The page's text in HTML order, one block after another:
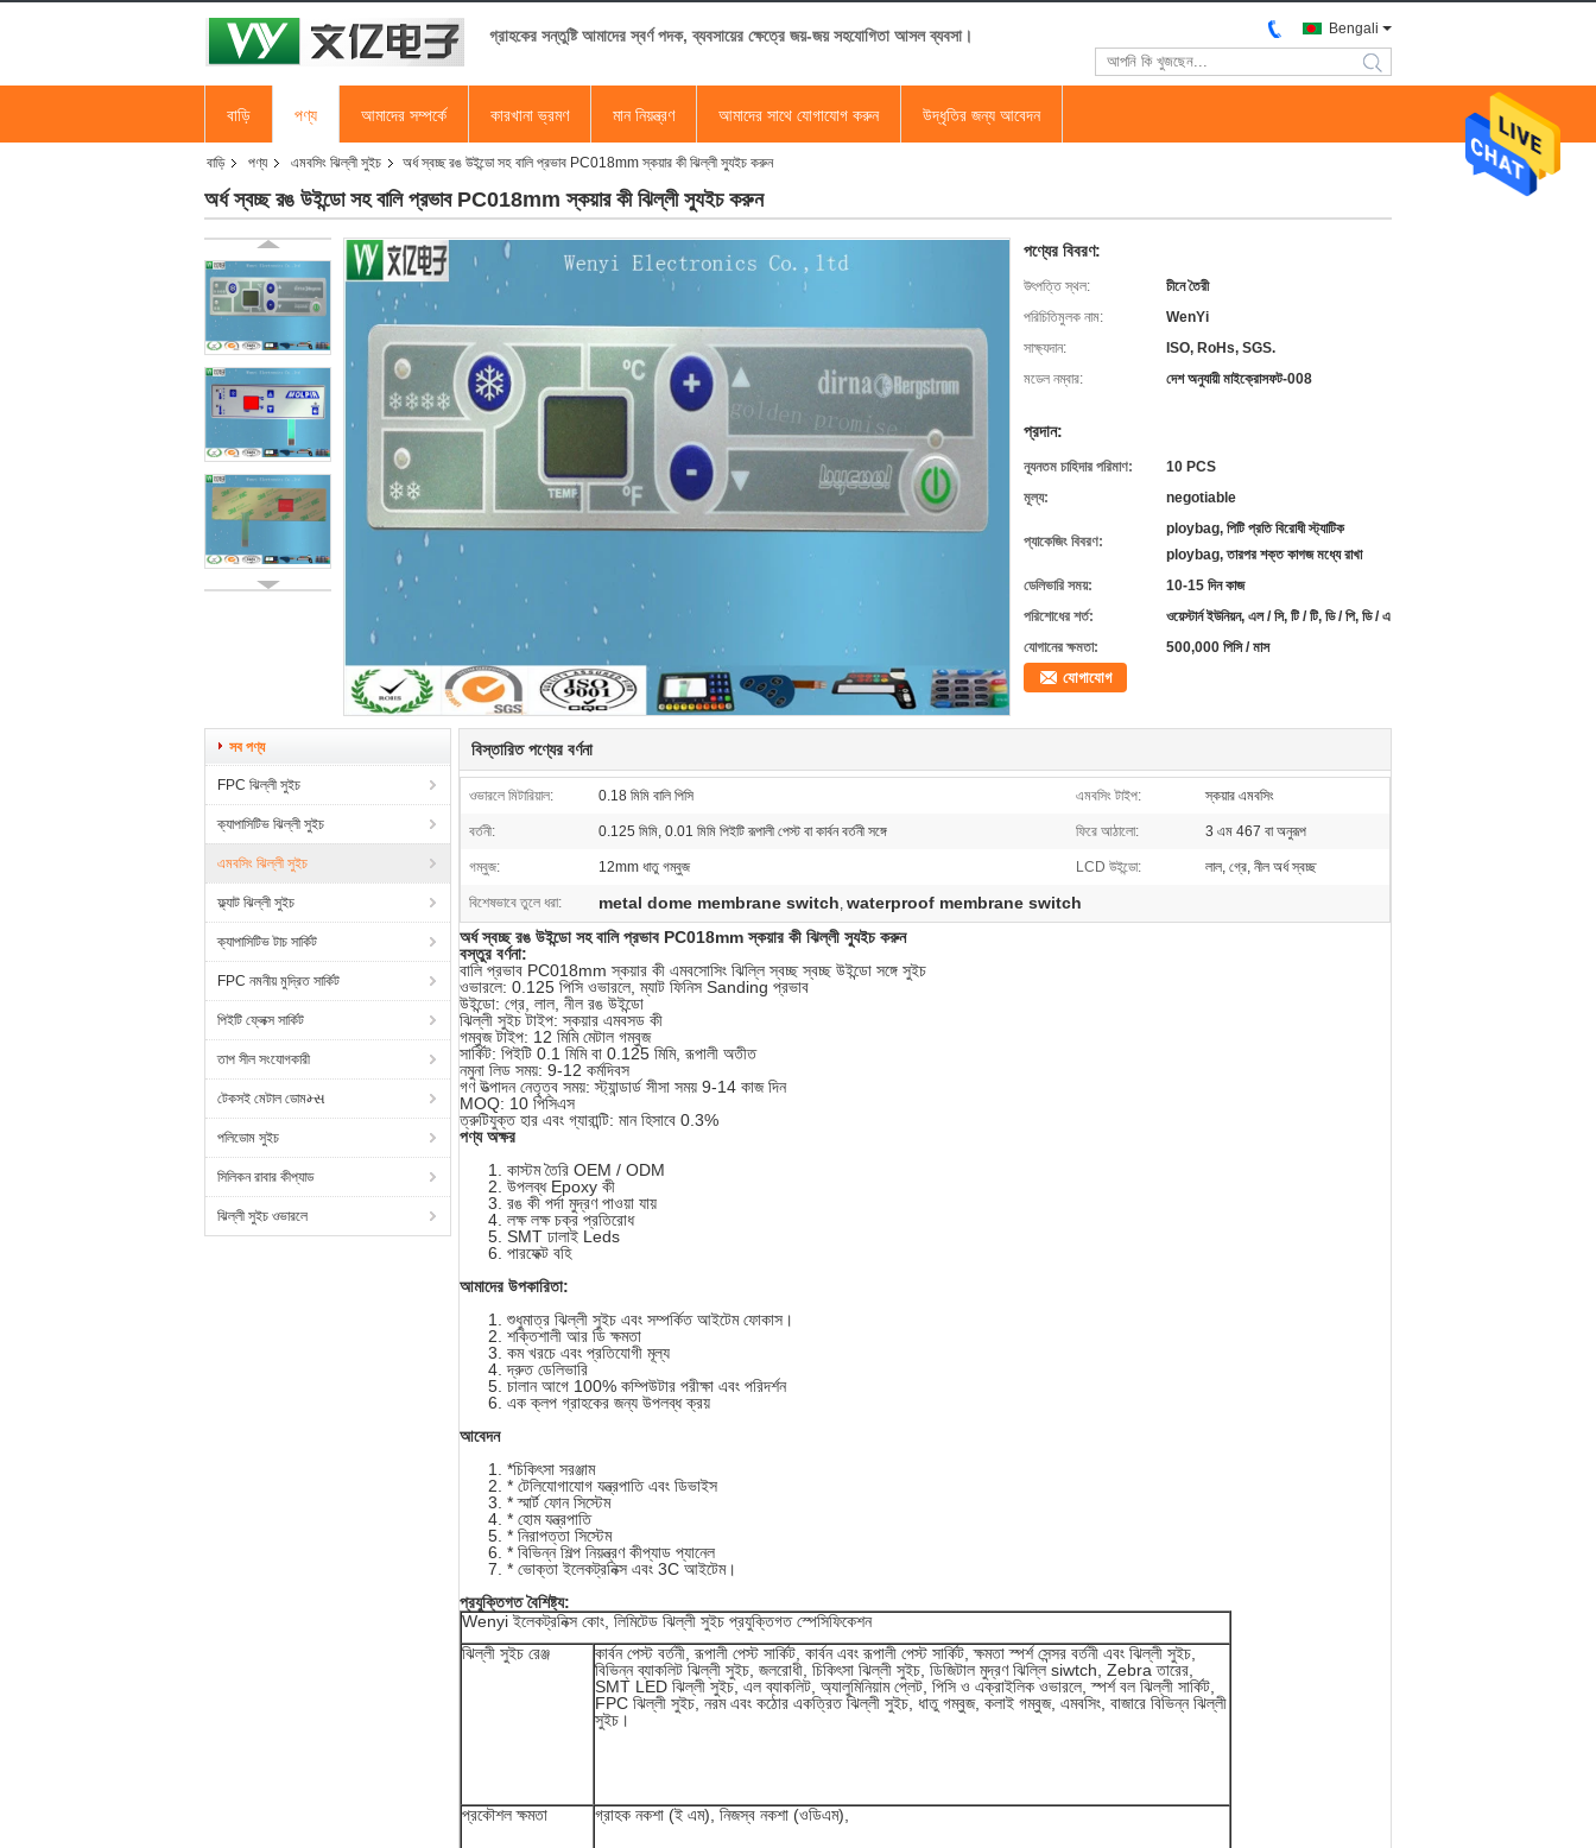
গ্রাহকের সন্তুষ্টি আমাদের স্বর্ণ পদক, ব্যবসায়ের ক্ষেত্রে জয়-জয় সহযোগিতা আসল ব্যবসা। Bengali
search
বাড়ি পণ্য আমাদের সম্পর্কে কারখানা ভ্রমণ মান নিয়ন্ত্রণ আমাদের সাথে যোগাযোগ করুন উদ্ধৃতির জন্য আবেদন
বাড়ি পণ্য এমবসিং ঝিল্লী সুইচ অর্ধ স্বচ্ছ রঙ উইন্ডো সহ বালি প্রভাব PC018mm স্কয়ার কী ঝিল্লী স্যুইচ করুন
অর্ধ স্বচ্ছ রঙ উইন্ডো সহ বালি প্রভাব PC018mm স্কয়ার কী ঝিল্লী স্যুইচ করুন
পণ্যের বিবরণ:
উৎপত্তি স্থল:
চীনে তৈরী
পরিচিতিমুলক নাম:
WenYi
সাক্ষ্যদান:
ISO, RoHs, SGS.
মডেল নম্বার:
দেশ অনুযায়ী মাইক্রোসফট-008
প্রদান:
ন্যূনতম চাহিদার পরিমাণ:
10 PCS
মূল্য:
negotiable
প্যাকেজিং বিবরণ:
ploybag, পিটি প্রতি বিরোধী স্ট্যাটিক
ploybag, তারপর শক্ত কাগজ মধ্যে রাখা
ডেলিভারি সময়:
10-15 দিন কাজ
পরিশোধের শর্ত:
ওয়েস্টার্ন ইউনিয়ন, এল / সি, টি / টি, ডি / পি, ডি / এ
যোগানের ক্ষমতা:
500,000 পিসি / মাস
যোগাযোগ
সব পণ্য
FPC ঝিল্লী সুইচ
ক্যাপাসিটিভ ঝিল্লী সুইচ
এমবসিং ঝিল্লী সুইচ
ফ্ল্যাট ঝিল্লী সুইচ
ক্যাপাসিটিভ টাচ সার্কিট
FPC নমনীয় মুদ্রিত সার্কিট
পিইটি ফ্লেক্স সার্কিট
তাপ সীল সংযোগকারী
টেকসই মেটাল ডোমમ્સ
পলিডোম সুইচ
সিলিকন রাবার কীপ্যাড
ঝিল্লী সুইচ ওভারলে
বিস্তারিত পণ্যের বর্ণনা
ওভারলে মিটারিয়াল: 0.18 মিমি বালি পিসি এমবসিং টাইপ: স্কয়ার এমবসিং
বর্তনী: 0.125 মিমি, 0.01 মিমি পিইটি রূপালী পেস্ট বা কার্বন বর্তনী সঙ্গে ফিরে আঠালো: 3 এম 467 বা অনুরূপ
গম্বুজ: 12mm ধাতু গম্বুজ LCD উইন্ডো: লাল, গ্রে, নীল অর্ধ স্বচ্ছ
বিশেষভাবে তুলে ধরা: metal dome membrane switch, waterproof membrane switch
অর্ধ স্বচ্ছ রঙ উইন্ডো সহ বালি প্রভাব PC018mm স্কয়ার কী ঝিল্লী স্যুইচ করুন
বস্তুর বর্ণনা:
বালি প্রভাব PC018mm স্কয়ার কী এমবসোসিং ঝিল্লি স্বচ্ছ স্বচ্ছ উইন্ডো সঙ্গে সুইচ
ওভারলে: 0.125 পিসি ওভারলে, ম্যাট ফিনিস Sanding প্রভাব
উইন্ডো: গ্রে, লাল, নীল রঙ উইন্ডো
ঝিল্লী সুইচ টাইপ: স্কয়ার এমবসড কী
গম্বুজ টাইপ: 12 মিমি মেটাল গম্বুজ
সার্কিট: পিইটি 0.1 মিমি বা 0.125 মিমি, রূপালী অতীত
নমুনা লিড সময়: 9-12 কর্মদিবস
গণ উত্পাদন নেতৃত্ব সময়: স্ট্যান্ডার্ড সীসা সময় 9-14 কাজ দিন
MOQ: 10 পিসিএস
ত্রুটিযুক্ত হার এবং গ্যারান্টি: মান হিসাবে 0.3%
পণ্য অক্ষর
কাস্টম তৈরি OEM / ODM
উপলব্ধ Epoxy কী
রঙ কী পর্দা মুদ্রণ পাওয়া যায়
লক্ষ লক্ষ চক্র প্রতিরোধ
SMT ঢালাই Leds
পারফেক্ট বহি
আমাদের উপকারিতা:
শুধুমাত্র ঝিল্লী সুইচ এবং সম্পর্কিত আইটেম ফোকাস।
শক্তিশালী আর ডি ক্ষমতা
কম খরচে এবং প্রতিযোগী মূল্য
দ্রুত ডেলিভারি
চালান আগে 100% কম্পিউটার পরীক্ষা এবং পরিদর্শন
এক ক্লপ গ্রাহকের জন্য উপলব্ধ ক্রয়
আবেদন
*চিকিৎসা সরঞ্জাম
* টেলিযোগাযোগ যন্ত্রপাতি এবং ডিভাইস
* স্মার্ট ফোন সিস্টেম
* হোম যন্ত্রপাতি
* নিরাপত্তা সিস্টেম
* বিভিন্ন শিল্প নিয়ন্ত্রণ কীপ্যাড প্যানেল
* ভোক্তা ইলেকট্রনিক্স এবং 3C আইটেম।
প্রযুক্তিগত বৈশিষ্ট্য:
Wenyi ইলেকট্রনিক্স কোং, লিমিটেড ঝিল্লী সুইচ প্রযুক্তিগত স্পেসিফিকেশন
ঝিল্লী সুইচ রেঞ্জ
কার্বন পেস্ট বর্তনী, রূপালী পেস্ট সার্কিট, কার্বন এবং রূপালী পেস্ট সার্কিট, ক্ষমতা স্পর্শ সেন্সর বর্তনী এবং ঝিল্লী সুইচ,
বিভিন্ন ব্যাকলিট ঝিল্লী সুইচ, জলরোধী, চিকিৎসা ঝিল্লী সুইচ, ডিজিটাল মুদ্রণ ঝিল্লি siwtch, Zebra তারের,
SMT LED ঝিল্লী সুইচ, এল ব্যাকলিট, অ্যালুমিনিয়াম প্লেট, পিসি ও এক্রাইলিক ওভারলে, স্পর্শ বল ঝিল্লী সার্কিট,
FPC ঝিল্লী সুইচ, নরম এবং কঠোর একত্রিত ঝিল্লী সুইচ, ধাতু গম্বুজ, কলাই গম্বুজ, এমবসিং, বাজারে বিভিন্ন ঝিল্লী
সুইচ।
প্রকৌশল ক্ষমতা গ্রাহক নকশা (ই এম), নিজস্ব নকশা (ওডিএম),